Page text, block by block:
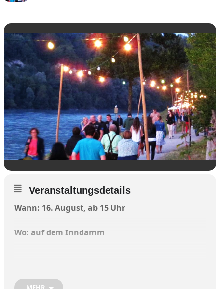
Veranstaltungsdetails
Wann: 16. August, ab 15 Uhr
Wo: auf dem Inndamm
Die Vorfreude ist groß: Das traditionelle